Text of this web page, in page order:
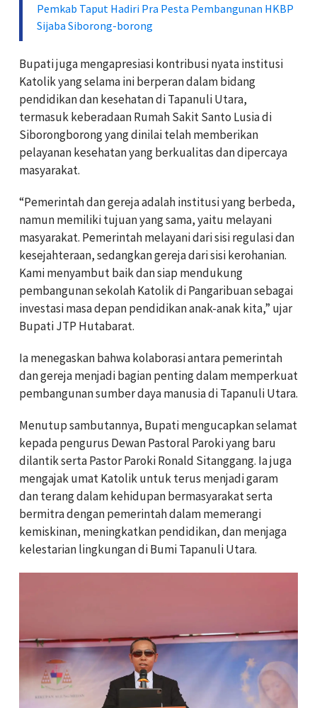
Pemkab Taput Hadiri Pra Pesta Pembangunan HKBP
Sijaba Siborong-borong
Bupati juga mengapresiasi kontribusi nyata institusi
Katolik yang selama ini berperan dalam bidang
pendidikan dan kesehatan di Tapanuli Utara,
termasuk keberadaan Rumah Sakit Santo Lusia di
Siborongborong yang dinilai telah memberikan
pelayanan kesehatan yang berkualitas dan dipercaya
masyarakat.
“Pemerintah dan gereja adalah institusi yang berbeda,
namun memiliki tujuan yang sama, yaitu melayani
masyarakat. Pemerintah melayani dari sisi regulasi dan
kesejahteraan, sedangkan gereja dari sisi kerohanian.
Kami menyambut baik dan siap mendukung
pembangunan sekolah Katolik di Pangaribuan sebagai
investasi masa depan pendidikan anak-anak kita,” ujar
Bupati JTP Hutabarat.
Ia menegaskan bahwa kolaborasi antara pemerintah
dan gereja menjadi bagian penting dalam memperkuat
pembangunan sumber daya manusia di Tapanuli Utara.
Menutup sambutannya, Bupati mengucapkan selamat
kepada pengurus Dewan Pastoral Paroki yang baru
dilantik serta Pastor Paroki Ronald Sitanggang. Ia juga
mengajak umat Katolik untuk terus menjadi garam
dan terang dalam kehidupan bermasyarakat serta
bermitra dengan pemerintah dalam memerangi
kemiskinan, meningkatkan pendidikan, dan menjaga
kelestarian lingkungan di Bumi Tapanuli Utara.